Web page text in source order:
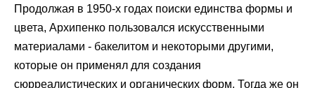
Продолжая в 1950-х годах поиски единства формы и
цвета, Архипенко пользовался искусственными
материалами - бакелитом и некоторыми другими,
которые он применял для создания
сюрреалистических и органических форм. Тогда же он